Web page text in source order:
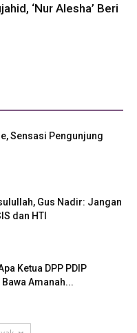
‘Nur Alesha’ Beri
Sensasi Pengunjung
Gus Nadir: Jangan
dan HTI
Ketua DPP PDIP
Amanah...